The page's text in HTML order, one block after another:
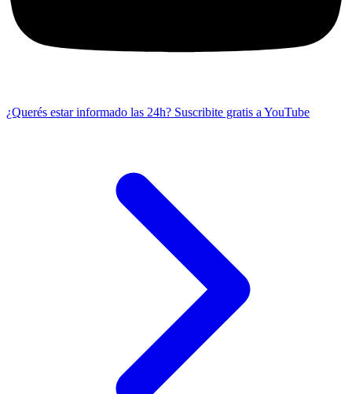
¿Querés estar informado las 24h? Suscribite gratis a YouTube